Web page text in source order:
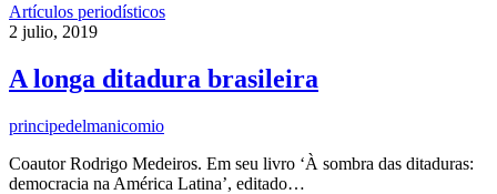
Artículos periodísticos
2 julio, 2019
A longa ditadura brasileira
principedelmanicomio
Coautor Rodrigo Medeiros. Em seu livro ‘À sombra das ditaduras:
democracia na América Latina’, editado…